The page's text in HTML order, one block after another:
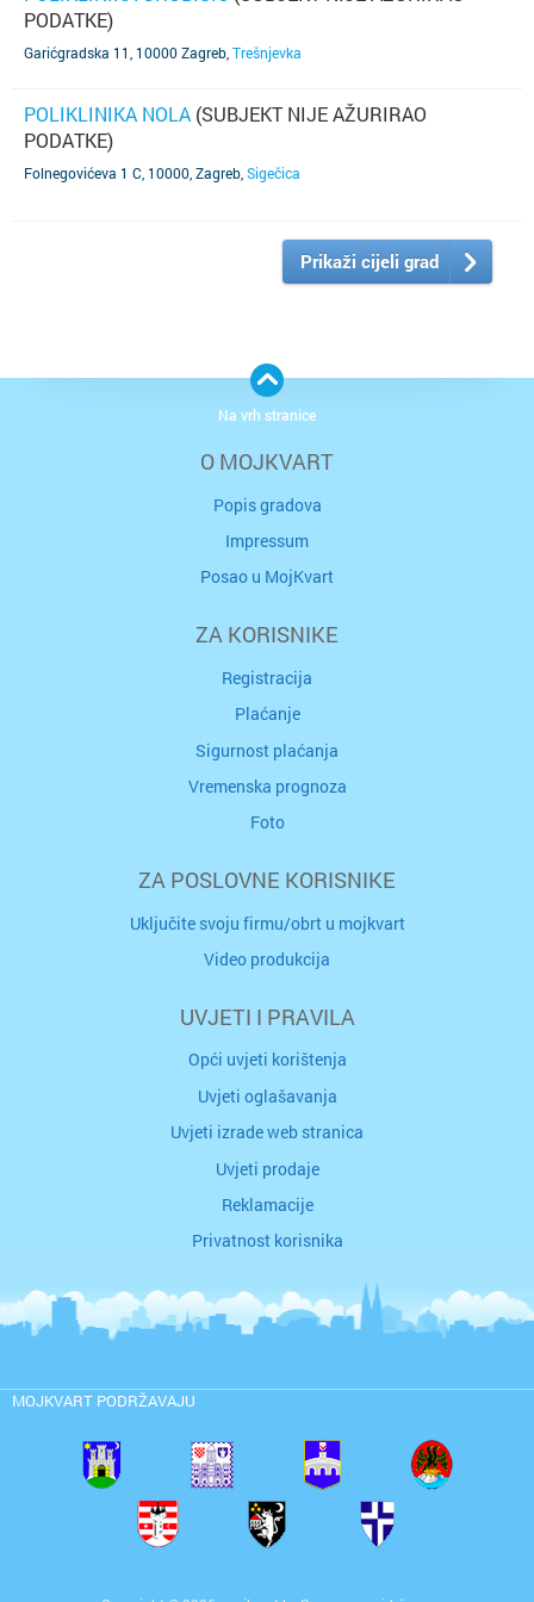
PODATKE)
Garićgradska 11, 10000 Zagreb Trešnjevka
POLIKLINIKA NOLA (SUBJEKT NIJE AŽURIRAO
PODATKE)
Folnegovićeva 1 C, 10000, Zagreb Sigečica
Prikaži cijeli grad
O MOJKVART
Popis gradova
Impressum
Posao u MojKvart
ZA KORISNIKE
Registracija
Plaćanje
Sigurnost plaćanja
Vremenska prognoza
Foto
ZA POSLOVNE KORISNIKE
Uključite svoju firmu/obrt u mojkvart
Video produkcija
UVJETI I PRAVILA
Opći uvjeti korištenja
Uvjeti oglašavanja
Uvjeti izrade web stranica
Uvjeti prodaje
Reklamacije
Privatnost korisnika
MOJKVART PODRŽAVAJU
Na vrh stranice